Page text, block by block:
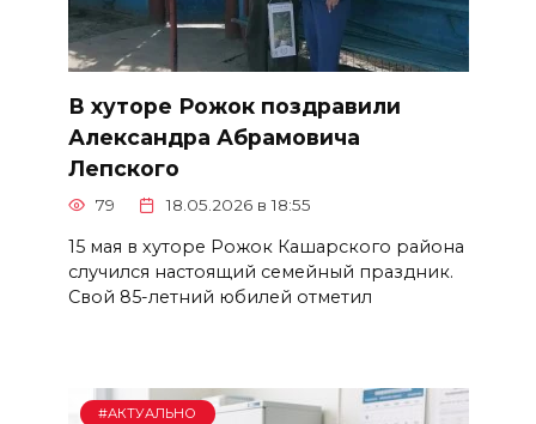
В хуторе Рожок поздравили
Александра Абрамовича
Лепского
79 18.05.2026 в 18:55
15 мая в хуторе Рожок Кашарского района
случился настоящий семейный праздник.
Свой 85-летний юбилей отметил
#АКТУАЛЬНО